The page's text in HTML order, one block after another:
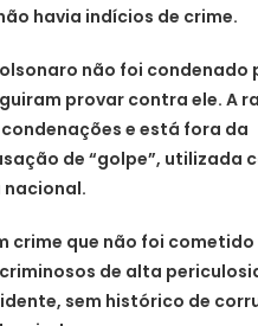
havia indícios de crime.
não foi condenado
provar contra ele. A
e está fora da
de “golpe”, utilizada
crime que não foi cometido
de alta
sem histórico de